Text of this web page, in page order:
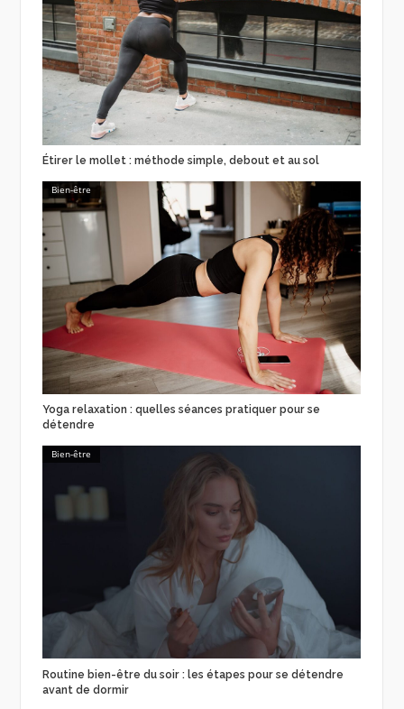
Étirer le mollet : méthode simple, debout et au sol
Bien-être
Yoga relaxation : quelles séances pratiquer pour se
détendre
Bien-être
Routine bien-être du soir : les étapes pour se détendre
avant de dormir